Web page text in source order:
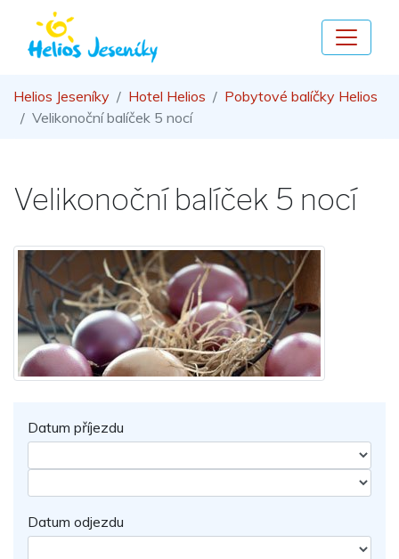
Helios Jeseníky Hotel Helios
Pobytové balíčky Helios
Velikonoční balíček 5 nocí
Velikonoční balíček 5 nocí
Datum příjezdu
Datum odjezdu